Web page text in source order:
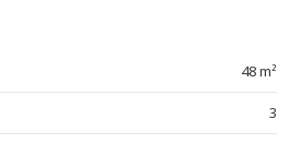
48 m²
3